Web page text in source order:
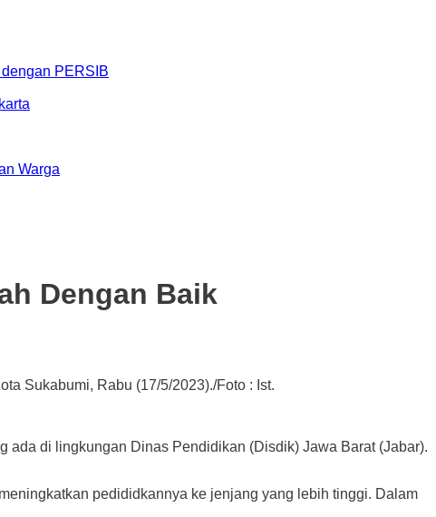
PERSIB
Warga
Dengan Baik
Sukabumi, Rabu (17/5/2023)./Foto : Ist.
ada di lingkungan Dinas Pendidikan (Disdik) Jawa Barat (Jabar).
pedididkannya ke jenjang yang lebih tinggi. Dalam